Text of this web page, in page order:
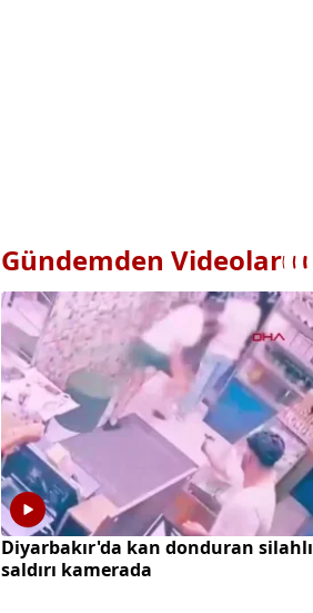
Gündemden Videolar
Diyarbakır'da kan donduran silahlı
saldırı kamerada